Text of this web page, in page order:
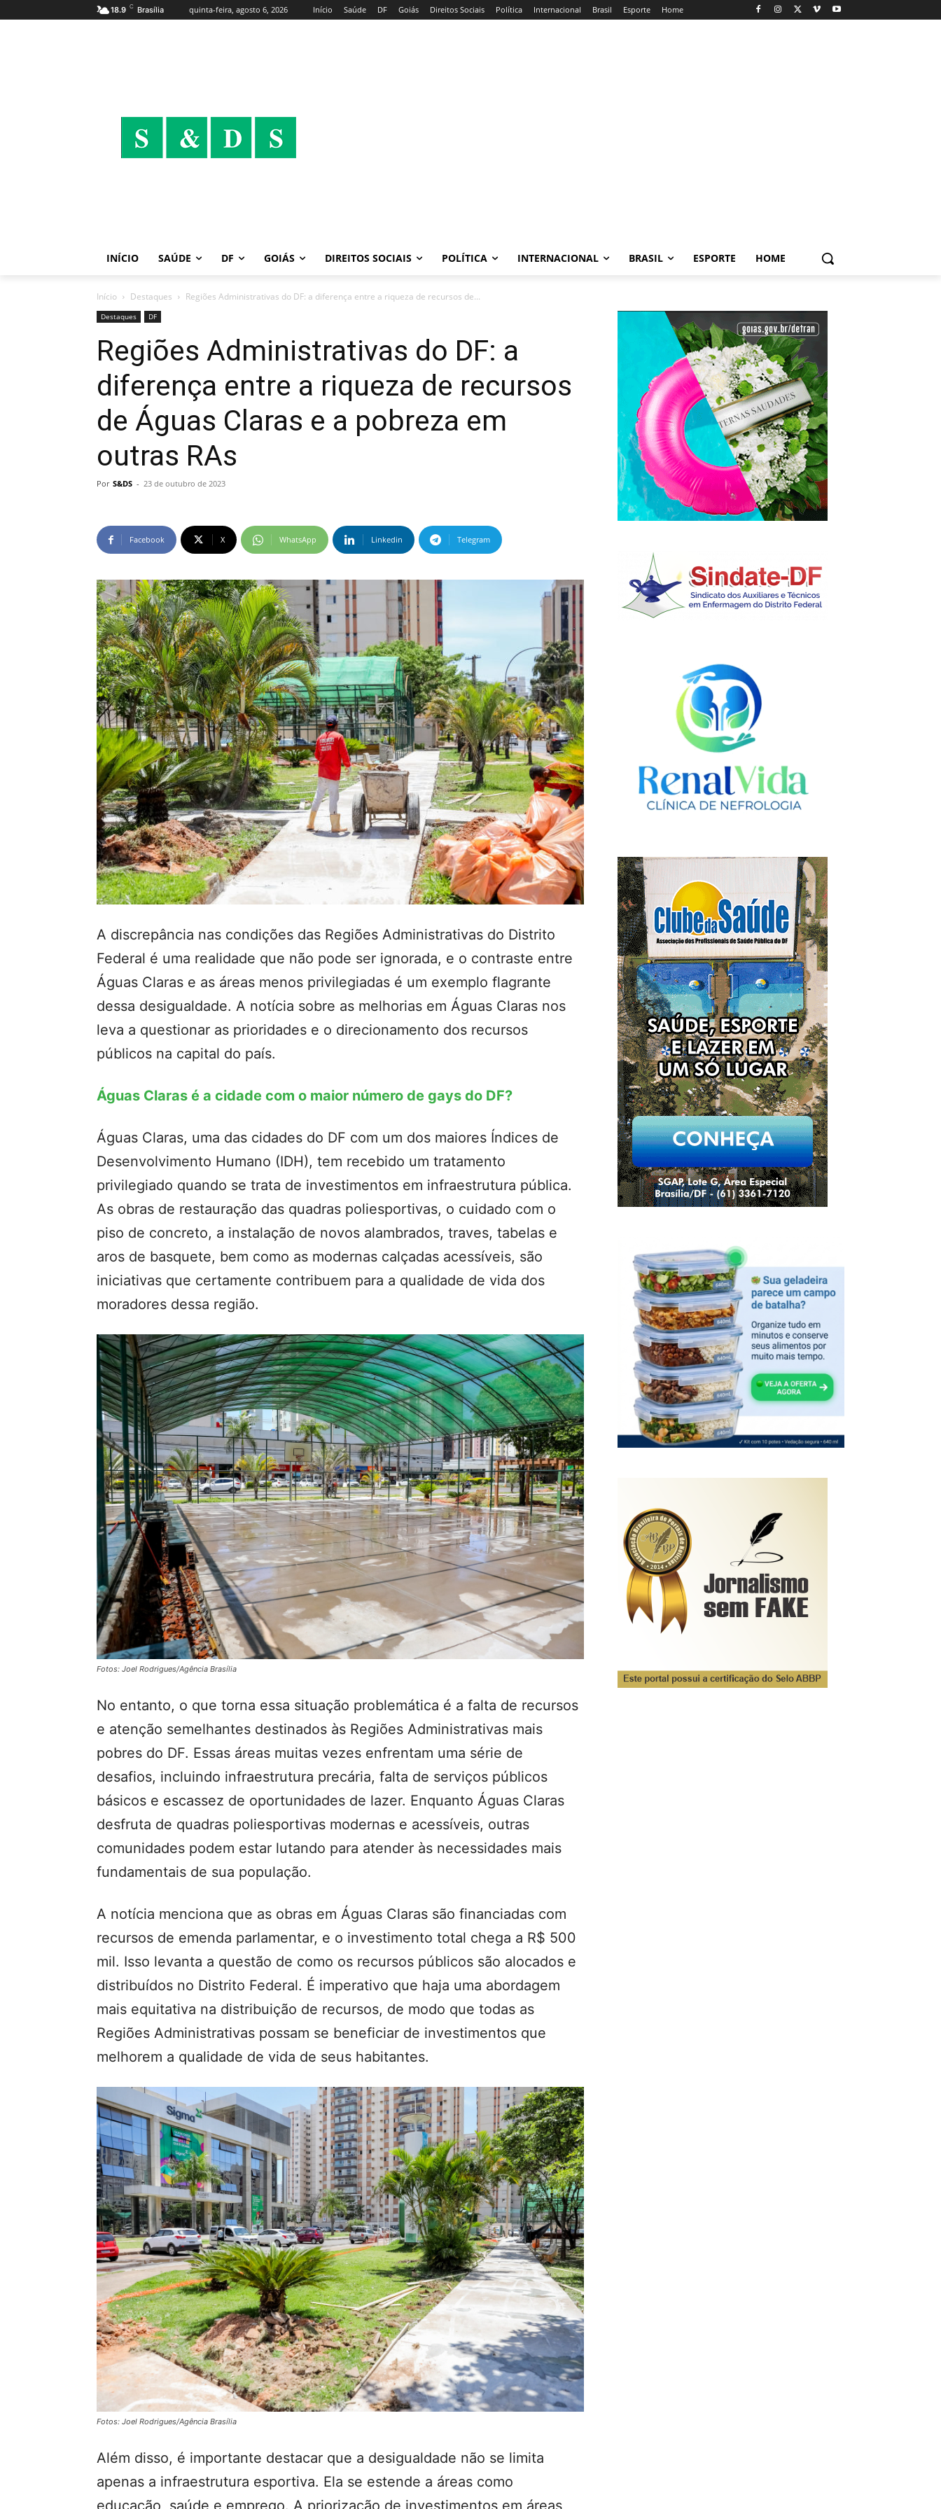
18.9 C Brasília quinta-feira, agosto 6, 2026 Início Saúde DF Goiás Direitos Sociais Política Internacional Brasil Esporte Home
INÍCIO SAÚDE DF GOIÁS DIREITOS SOCIAIS POLÍTICA INTERNACIONAL BRASIL ESPORTE HOME
Início Destaques Regiões Administrativas do DF: a diferença entre a riqueza de recursos de...
Destaques DF
Regiões Administrativas do DF: a
diferença entre a riqueza de recursos
de Águas Claras e a pobreza em
outras RAs
Por S&DS - 23 de outubro de 2023
Facebook X WhatsApp Linkedin Telegram
A discrepância nas condições das Regiões Administrativas do Distrito
Federal é uma realidade que não pode ser ignorada, e o contraste entre
Águas Claras e as áreas menos privilegiadas é um exemplo flagrante
dessa desigualdade. A notícia sobre as melhorias em Águas Claras nos
leva a questionar as prioridades e o direcionamento dos recursos
públicos na capital do país.
Águas Claras é a cidade com o maior número de gays do DF?
Águas Claras, uma das cidades do DF com um dos maiores Índices de
Desenvolvimento Humano (IDH), tem recebido um tratamento
privilegiado quando se trata de investimentos em infraestrutura pública.
As obras de restauração das quadras poliesportivas, o cuidado com o
piso de concreto, a instalação de novos alambrados, traves, tabelas e
aros de basquete, bem como as modernas calçadas acessíveis, são
iniciativas que certamente contribuem para a qualidade de vida dos
moradores dessa região.
Fotos: Joel Rodrigues/Agência Brasília
No entanto, o que torna essa situação problemática é a falta de recursos
e atenção semelhantes destinados às Regiões Administrativas mais
pobres do DF. Essas áreas muitas vezes enfrentam uma série de
desafios, incluindo infraestrutura precária, falta de serviços públicos
básicos e escassez de oportunidades de lazer. Enquanto Águas Claras
desfruta de quadras poliesportivas modernas e acessíveis, outras
comunidades podem estar lutando para atender às necessidades mais
fundamentais de sua população.
A notícia menciona que as obras em Águas Claras são financiadas com
recursos de emenda parlamentar, e o investimento total chega a R$ 500
mil. Isso levanta a questão de como os recursos públicos são alocados e
distribuídos no Distrito Federal. É imperativo que haja uma abordagem
mais equitativa na distribuição de recursos, de modo que todas as
Regiões Administrativas possam se beneficiar de investimentos que
melhorem a qualidade de vida de seus habitantes.
Fotos: Joel Rodrigues/Agência Brasília
Além disso, é importante destacar que a desigualdade não se limita
apenas a infraestrutura esportiva. Ela se estende a áreas como
educação, saúde e emprego. A priorização de investimentos em áreas